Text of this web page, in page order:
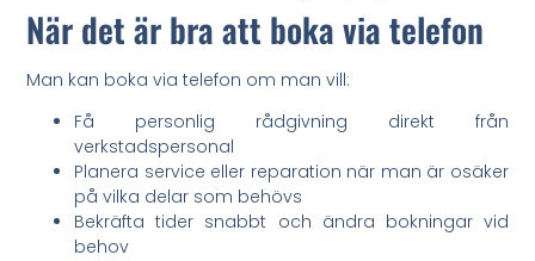
När det är bra att boka via telefon
Man kan boka via telefon om man vill:
Få personlig rådgivning direkt från
verkstadspersonal
Planera service eller reparation när man är osäker
på vilka delar som behövs
Bekräfta tider snabbt och ändra bokningar vid
behov